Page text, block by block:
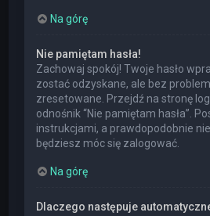
Na górę
Nie pamiętam hasła!
Zachowaj spokój! Twoje hasło
zostać odzyskane, ale bez
zresetowane. Przejdź na stronę
odnośnik “Nie pamiętam hasła”.
instrukcjami, a prawdopodobnie
będziesz móc się zalogować.
Na górę
Dlaczego następuje